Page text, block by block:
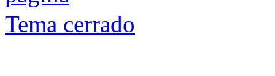
Tema cerrado